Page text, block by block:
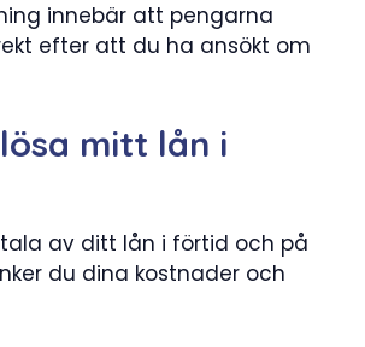
innebär att pengarna
efter att du ha ansökt om
mitt lån i
av ditt lån i förtid och på
du dina kostnader och